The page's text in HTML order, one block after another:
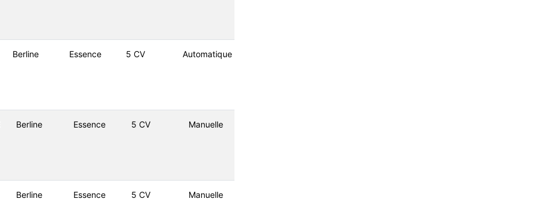
Berline Essence 5 CV Automatique
Berline Essence 5 CV Manuelle
Berline Essence 5 CV Manuelle